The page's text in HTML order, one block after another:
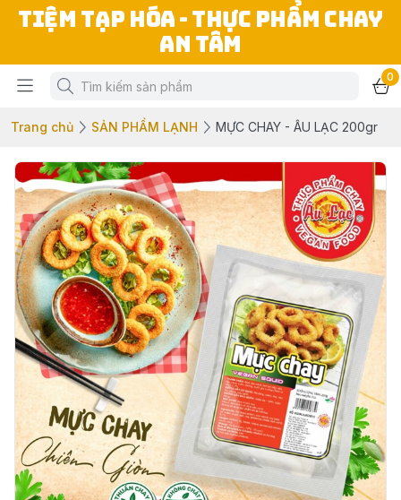
TIỆM TẠP HÓA - THỰC PHẨM CHAY
AN TÂM
0
Trang chủ SẢN PHẨM LẠNH MỰC CHAY - ÂU LẠC 200gr